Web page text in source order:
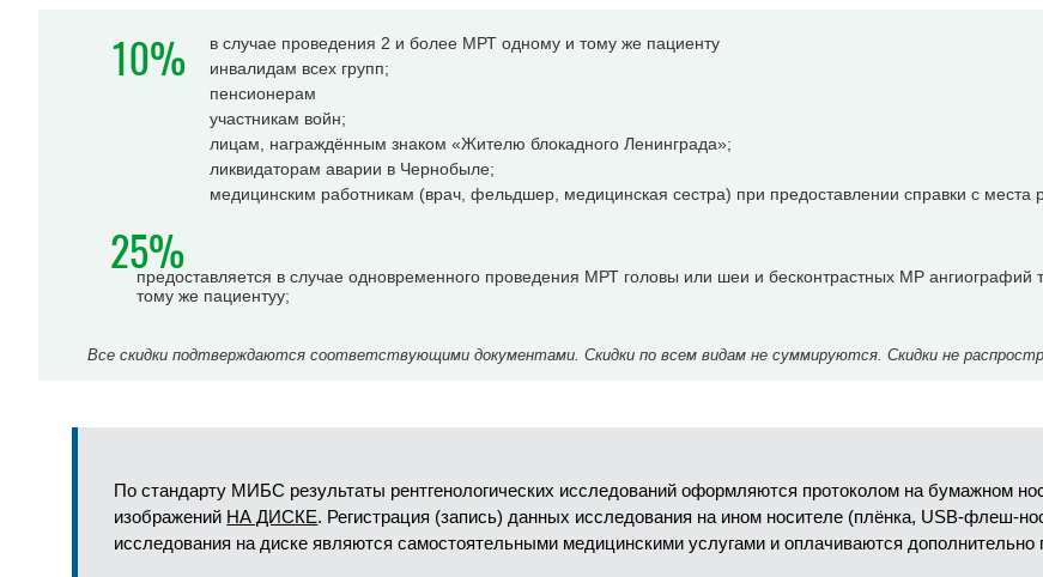
10%
в случае проведения 2 и более МРТ одному и тому же пациенту
инвалидам всех групп;
пенсионерам
участникам войн;
лицам, награждённым знаком «Жителю блокадного Ленинграда»;
ликвидаторам аварии в Чернобыле;
медицинским работникам (врач, фельдшер, медицинская сестра) при предоставлении справки с места
25%
предоставляется в случае одновременного проведения МРТ головы или шеи и бесконтрастных МР ангиографий
тому же пациентуу;
Все скидки подтверждаются соответствующими документами. Скидки по всем видам не суммируются. Скидки не
По стандарту МИБС результаты рентгенологических исследований оформляются протоколом на бумажном
изображений НА ДИСКЕ. Регистрация (запись) данных исследования на ином носителе (плёнка, USB-флеш-
исследования на диске являются самостоятельными медицинскими услугами и оплачиваются